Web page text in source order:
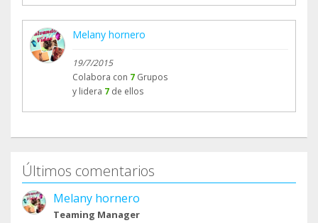
Melany hornero
19/7/2015
Colabora con 7 Grupos
y lidera 7 de ellos
Últimos comentarios
Melany hornero
Teaming Manager